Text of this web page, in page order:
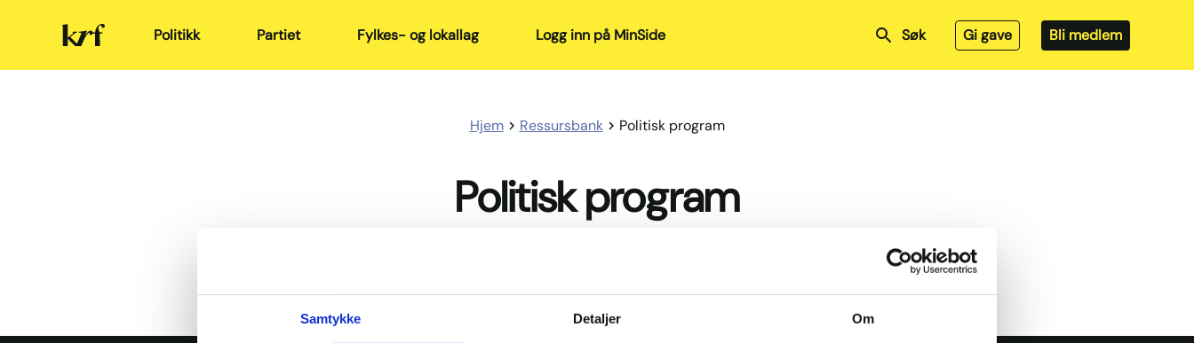
Samtykke Detaljer Om
Kristelig
Folkeparti Politikk Partiet Fylkes- og lokallag Logg inn på MinSide Søk Gi gave Bli medlem
Hjem Ressursbank Politisk program
Politisk program